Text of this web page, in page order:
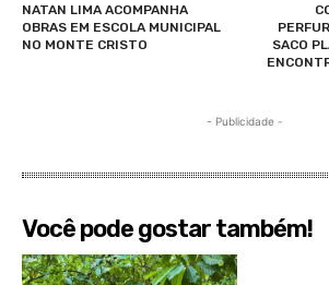
NATAN LIMA ACOMPANHA
OBRAS EM ESCOLA MUNICIPAL
NO MONTE CRISTO
SACO
- Publicidade -
Você pode gostar também!